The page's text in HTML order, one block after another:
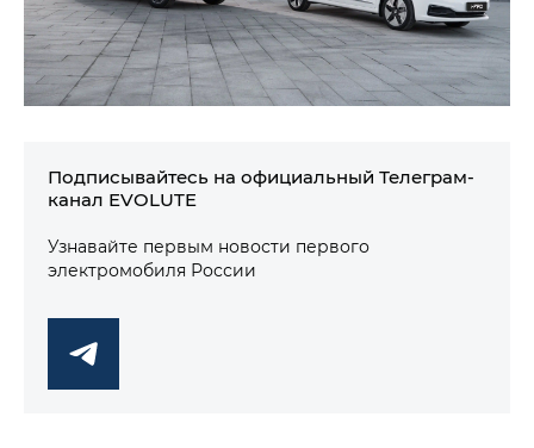
Подписывайтесь на официальный Телеграм-
канал EVOLUTE
Узнавайте первым новости первого
электромобиля России